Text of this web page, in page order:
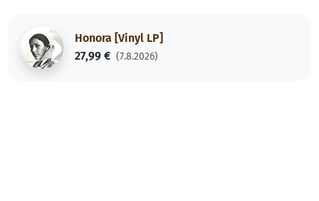
Honora [Vinyl LP]
27,99 € (7.8.2026)